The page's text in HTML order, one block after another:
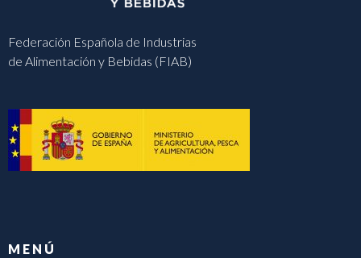
Federación Española de Industrias
de Alimentación y Bebidas (FIAB)
MENÚ